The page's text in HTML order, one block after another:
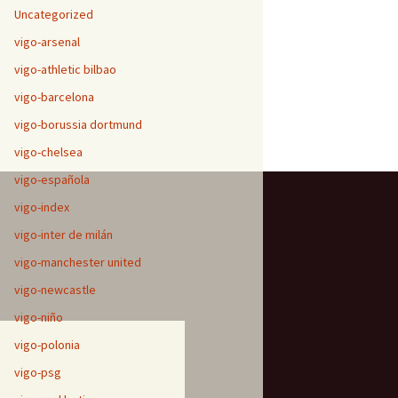
Uncategorized
vigo-arsenal
vigo-athletic bilbao
vigo-barcelona
vigo-borussia dortmund
vigo-chelsea
vigo-española
vigo-index
vigo-inter de milán
vigo-manchester united
vigo-newcastle
vigo-niño
vigo-polonia
vigo-psg